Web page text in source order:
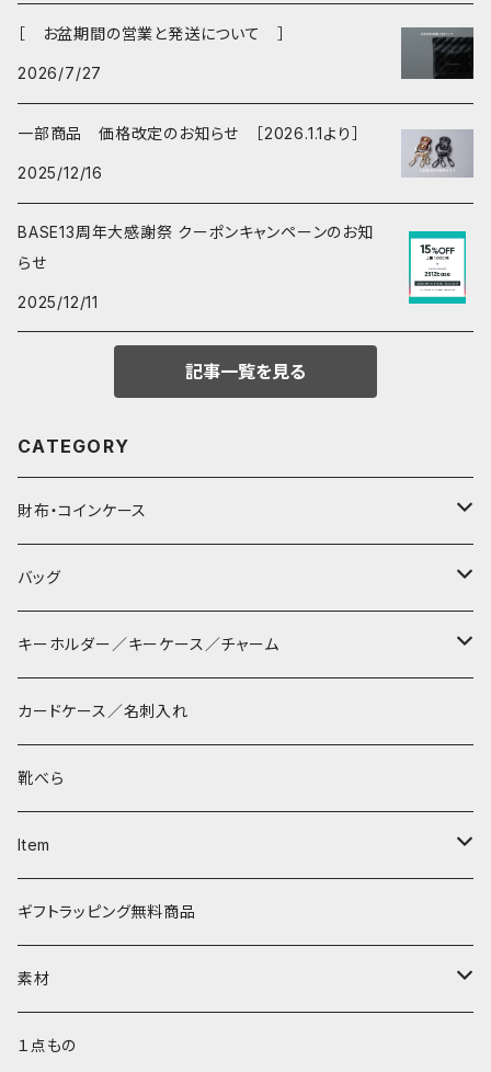
［ お盆期間の営業と発送について ］
2026/7/27
一部商品 価格改定のお知らせ ［2026.1.1より］
2025/12/16
BASE13周年大感謝祭 クーポンキャンペーンのお知
らせ
2025/12/11
記事一覧を見る
CATEGORY
財布・コインケース
コンパクト財布
長財布
マペン
薄財布
タシュイー
コインケース
ディバ
ワンタッチ コインケース
ダイアパース
タシュイー
ダブルフラップ
コインキャッチ
バッグ
サコッシュ
巾着バッグ
ショルダーバッグ
トートバッグ
チェーンバッグ
キーホルダー／キーケース／チャーム
パッチン キーリング
ダルマキーリング
３つ折りキーケース
リールキーケース
キーリング
キーキャップ
カードケース／名刺入れ
靴べら
Item
リップケース
ティッシュポーチ
AirPods ケース
ギフトラッピング無料商品
素材
サドルプルアップレザー
１点もの